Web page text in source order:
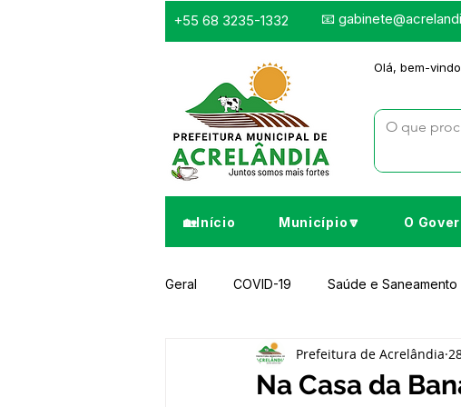
+55 68 3235-1332 📧
Olá, bem-
🏡Início Município🔽 O
Geral COVID-19 Saúde e Saneamento
Infraestrutura e Obras Desporto
Na Casa da
Prefeitura de Acrelândia